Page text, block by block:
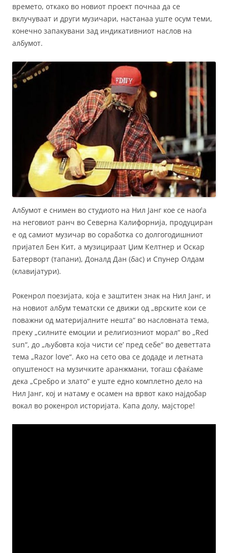
времето, откако во новиот проект почнаа да се
вклучуваат и други музичари, настанаа уште осум теми,
конечно запакувани зад индикативниот наслов на
албумот.
Албумот е снимен во студиото на Нил Јанг кое се наоѓа
на неговиот ранч во Северна Калифорнија, продуциран
е од самиот музичар во соработка со долгогодишниот
пријател Бен Кит, а музицираат Џим Келтнер и Оскар
Батерворт (тапани), Доналд Дан (бас) и Спунер Олдам
(клавијатури).
Рокенрол поезијата, која е заштитен знак на Нил Јанг, и
на новиот албум тематски се движи од „врските кои се
поважни од материјалните нешта“ во насловната тема,
преку „силните емоции и религиозниот морал“ во „Red
sun“, до „љубовта која чисти се’ пред себе“ во деветтата
тема „Razor love“. Ако на сето ова се додаде и летната
опуштеност на музичките аранжмани, тогаш сфаќаме
дека „Сребро и злато“ е уште едно комплетно дело на
Нил Јанг, кој и натаму е осамен на врвот како најдобар
вокал во рокенрол историјата. Капа долу, мајсторе!